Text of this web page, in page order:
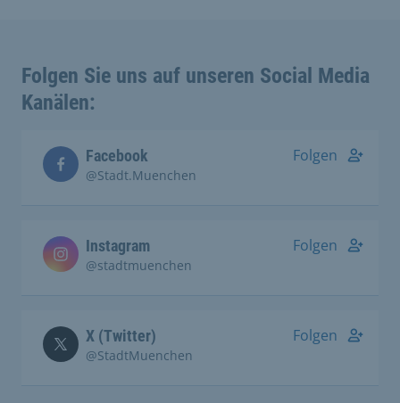
Folgen Sie uns auf unseren Social Media
Kanälen:
Facebook
@Stadt.Muenchen
Folgen
Instagram
@stadtmuenchen
Folgen
X (Twitter)
@StadtMuenchen
Folgen